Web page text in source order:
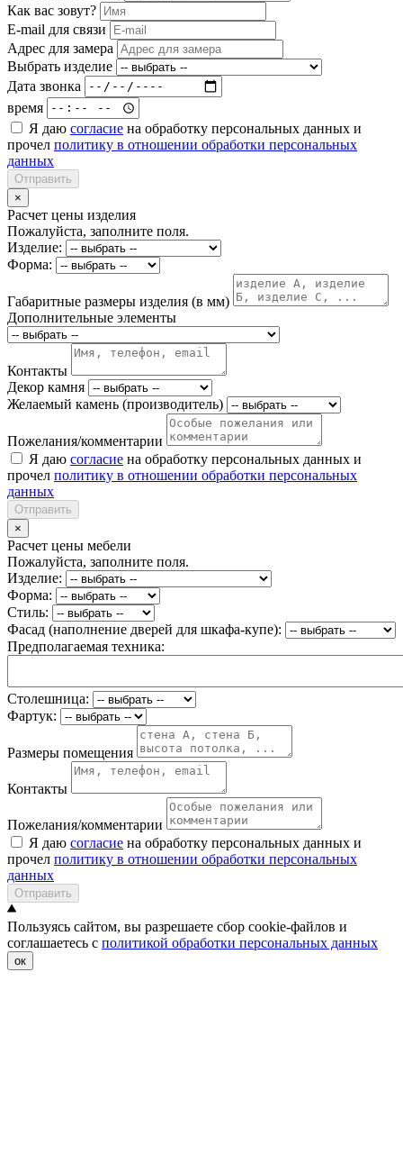
Как вас зовут?
E-mail для связи
Адрес для замера
Выбрать изделие
Дата звонка
время
Я даю согласие на обработку персональных данных и
прочел политику в отношении обработки персональных
данных
Отправить
×
Расчет цены изделия
Пожалуйста, заполните поля.
Изделие:
Форма:
Габаритные размеры изделия (в мм)
Дополнительные элементы
Контакты
Декор камня
Желаемый камень (производитель)
Пожелания/комментарии
Я даю согласие на обработку персональных данных и
прочел политику в отношении обработки персональных
данных
Отправить
×
Расчет цены мебели
Пожалуйста, заполните поля.
Изделие:
Форма:
Стиль:
Фасад (наполнение дверей для шкафа-купе):
Предполагаемая техника:
Столешница:
Фартук:
Размеры помещения
Контакты
Пожелания/комментарии
Я даю согласие на обработку персональных данных и
прочел политику в отношении обработки персональных
данных
Отправить
Пользуясь сайтом, вы разрешаете сбор cookie-файлов и
соглашаетесь с политикой обработки персональных данных
ок